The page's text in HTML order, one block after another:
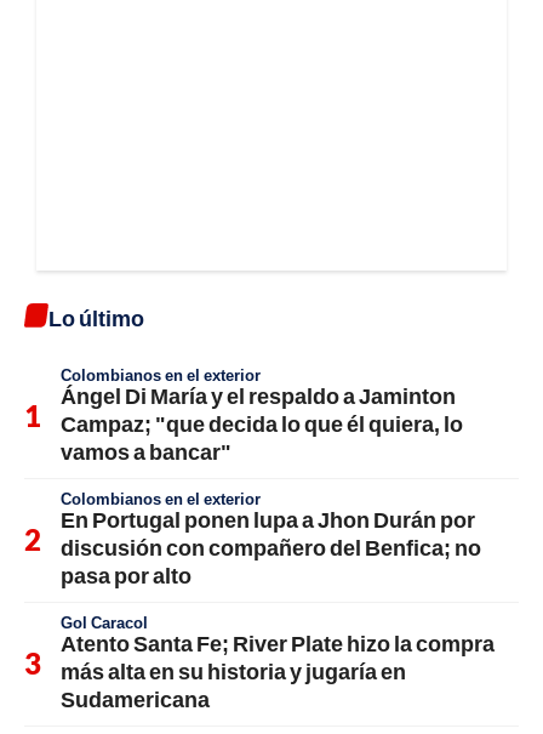
Lo último
Colombianos en el exterior
Ángel Di María y el respaldo a Jaminton
Campaz; "que decida lo que él quiera, lo
vamos a bancar"
Colombianos en el exterior
En Portugal ponen lupa a Jhon Durán por
discusión con compañero del Benfica; no
pasa por alto
Gol Caracol
Atento Santa Fe; River Plate hizo la compra
más alta en su historia y jugaría en
Sudamericana